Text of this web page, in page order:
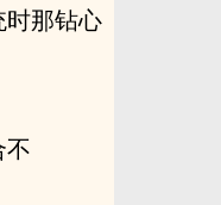
那钻心
不